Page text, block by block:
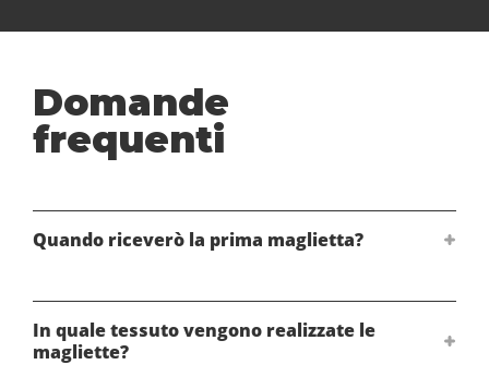
Domande
frequenti
Quando riceverò la prima maglietta?
In quale tessuto vengono realizzate le
magliette?